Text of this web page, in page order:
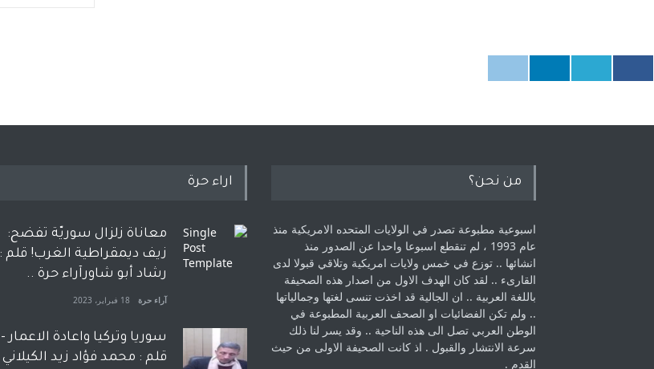
من نحن؟
اسبوعية مطبوعة تصدر في الولايات المتحده الامريكية منذ
عام 1993 ، لم ‏تنقطع اسبوعا واحدا عن الصدور منذ
انشائها .. توزع في خمس ولايات امريكية ‏وتلاقي قبولا لدى
القارىء ..‏ لقد كان الهدف الاول من اصدار هذه الصحيفة
باللغة العربية .. ان الجالية قد اخذت ‏تنسى لغتها وجمالياتها
.. ولم تكن الفضائيات او الصحف العربية المطبوعة في
الوطن ‏العربي تصل الى هذه الناحية .. وقد يسر لنا ذلك
سرعة الانتشار والقبول . اذ كانت ‏الصحيفة الاولى من حيث
القدم . ‏
اراء حرة
معاناة زلزال سوريّة تفضح:
زيف ديمقراطية الغرب! قلم :
رشاد أبو شاورآراء حرة ..
آراء حرة 18 فبراير، 2023
سوريا وتركيا واعادة الاعمار -
قلم : محمد فؤاد زيد الكيلاني